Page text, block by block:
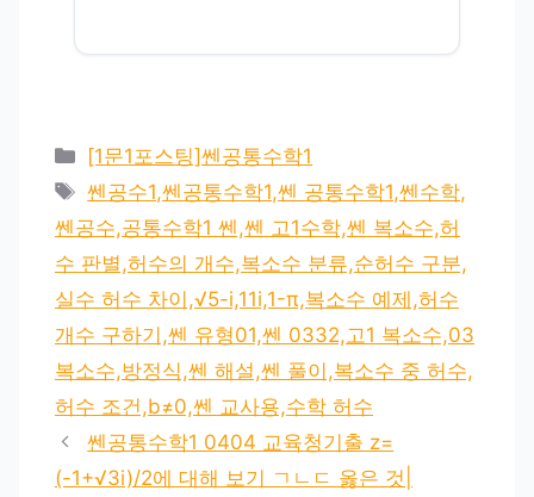
카
테
리
[1문1포스팅]쎈공통수학1
태
그
쎈공수1,쎈공통수학1,쎈 공통수학1,쎈수학,
쎈공수,공통수학1 쎈,쎈 고1수학,쎈 복소수,허
수 판별,허수의 개수,복소수 분류,순허수 구분,
실수 허수 차이,√5-i,11i,1-π,복소수 예제,허수
개수 구하기,쎈 유형01,쎈 0332,고1 복소수,03
복소수,방정식,쎈 해설,쎈 풀이,복소수 중 허수,
허수 조건,b≠0,쎈 교사용,수학 허수
쎈공통수학1 0404 교육청기출 z=
(-1+√3i)/2에 대해 보기 ㄱㄴㄷ 옳은 것|